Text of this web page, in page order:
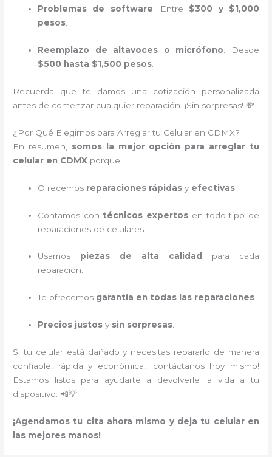
Problemas de software: Entre $300 y $1,000
pesos
Reemplazo de altavoces o micrófono: Desde
$500 hasta $1,500 pesos
Recuerda que te damos una cotización personalizada
antes de comenzar cualquier reparación. ¡Sin sorpresas! 💸
¿Por Qué Elegirnos para Arreglar tu Celular en CDMX?
En resumen, somos la mejor opción para arreglar tu
celular en CDMX porque:
Ofrecemos reparaciones rápidas y efectivas
Contamos con técnicos expertos en todo tipo de
reparaciones de celulares.
Usamos piezas de alta calidad
para cada
reparación.
Te ofrecemos garantía en todas las reparaciones.
Precios justos y sin sorpresas
Si tu celular está dañado y necesitas repararlo de manera
confiable, rápida y económica, ¡contáctanos hoy mismo!
Estamos listos para ayudarte a devolverle la vida a tu
dispositivo. 📲💡
¡Agendamos tu cita ahora mismo y deja tu celular en
las mejores manos!